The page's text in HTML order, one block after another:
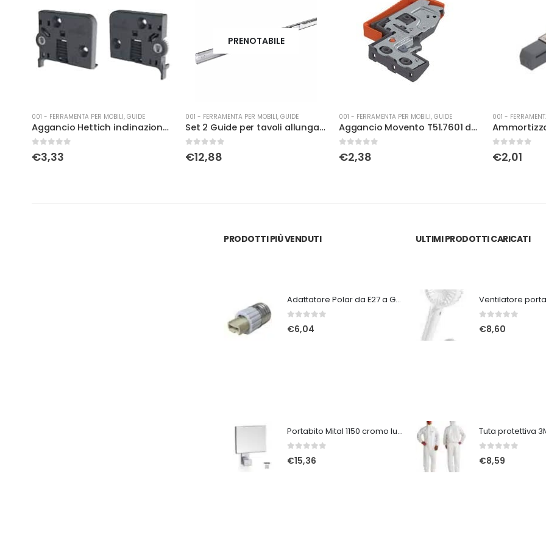
PRENOTABILE
001 - FERRAMENTA PER MOBILI, GUIDE
Set 2 Guide per tavoli allungabili cm 60
Su 5
€12,88
001 - FERRAMENTA PER MOBILI, GUIDE
Aggancio Movento T51.7601 dx reg. lat.
Su 5
€2,38
001 - FERRAMENTA PER MOBILI, CERNIERE
Ammortizzatore Blum ad innesto per cerniera
Su 5
€2,01
001 -
Su 5
€20,34
PRODOTTI PIÙ VENDUTI
Adattatore Polar da E27 a GU9
Su 5
€6,04
Portabito Mital 1150 cromo lucido
Su 5
€15,36
ULTIMI PRODOTTI CARICATI
Su 5
€8,60
Su 5
€8,59